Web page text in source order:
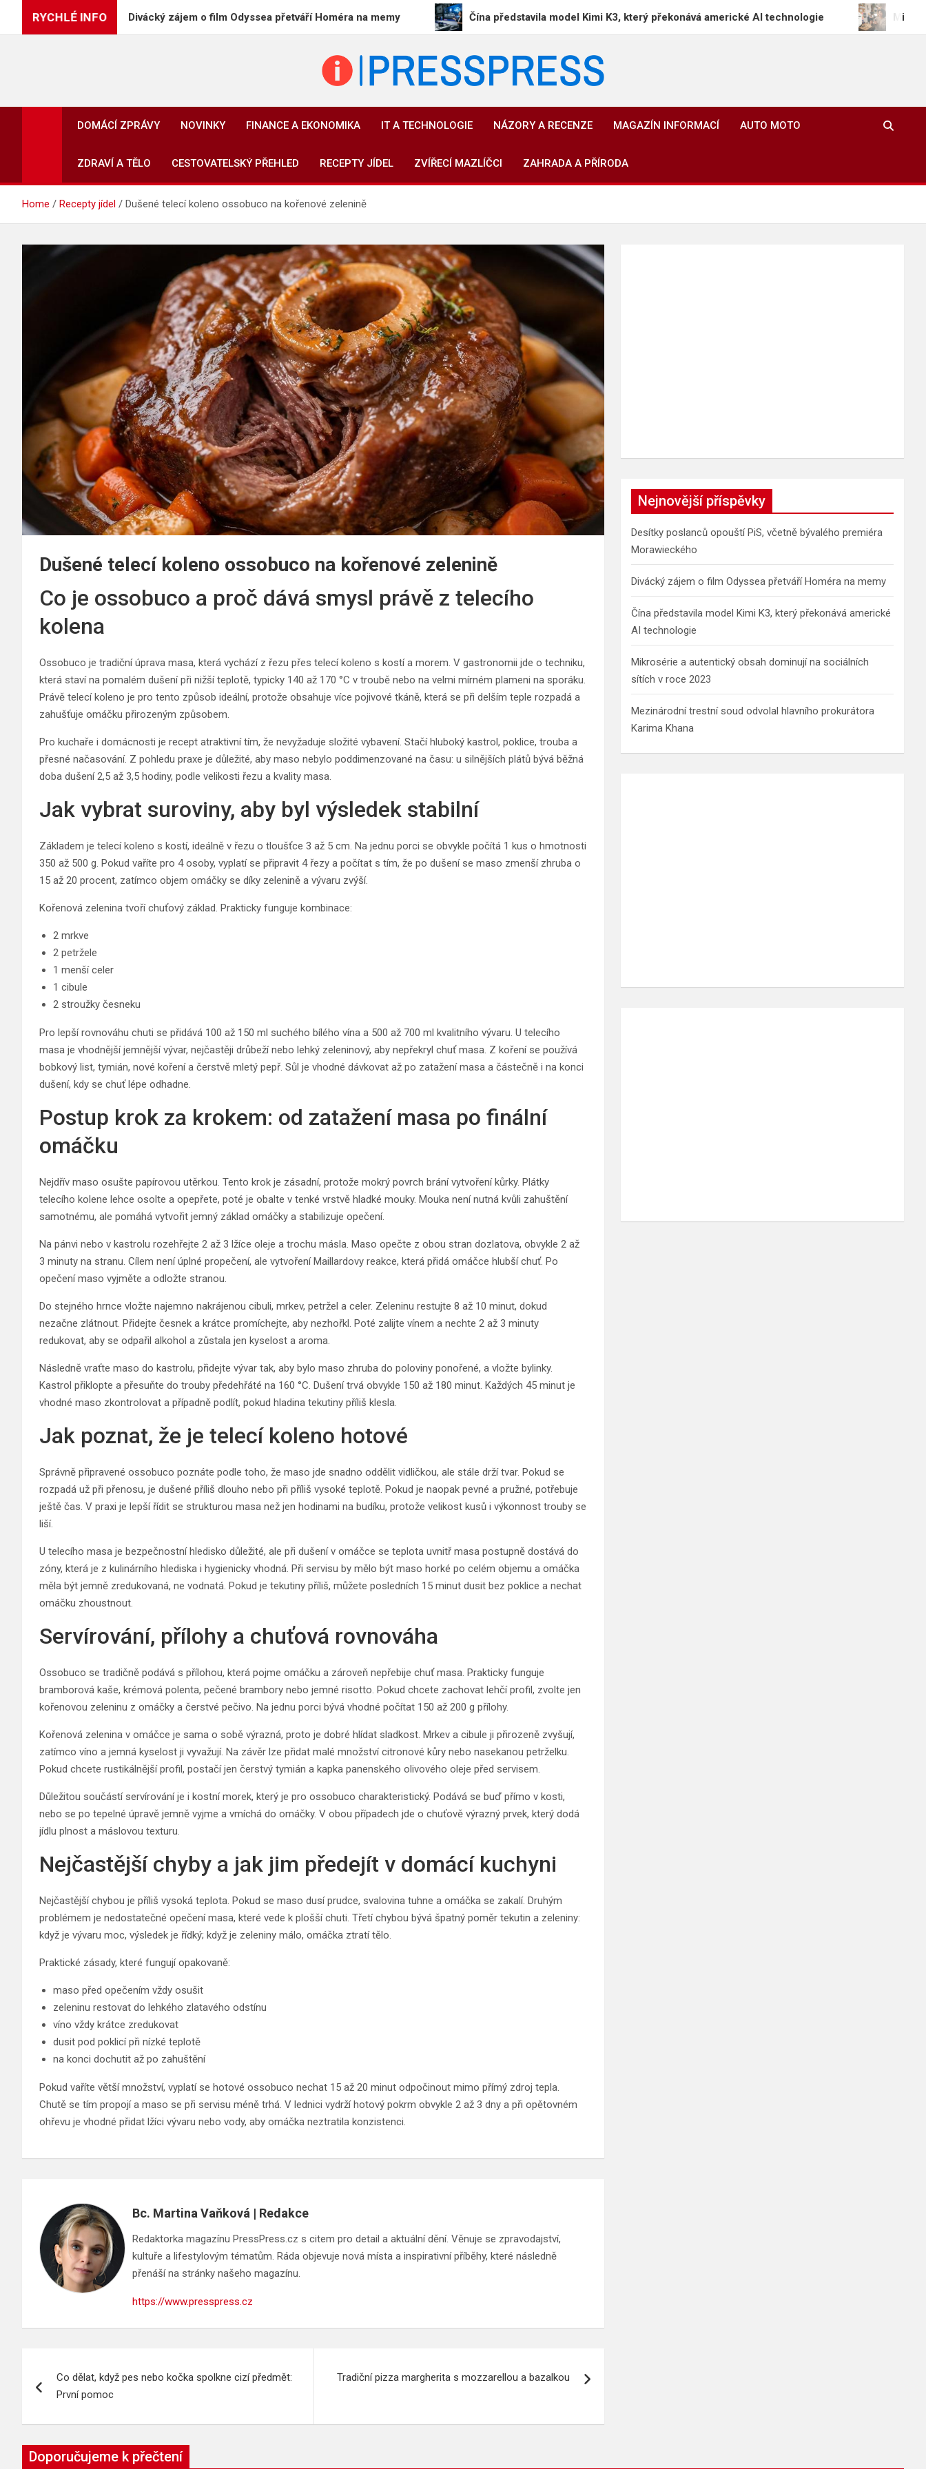
RYCHLÉ INFO
Divácký zájem o film Odyssea přetváří Homéra na memy Čína představila model Kimi K3, který překonává americké AI technologie Mikrosérie a
PressPress.cz
DOMÁCÍ ZPRÁVY NOVINKY FINANCE A EKONOMIKA IT A TECHNOLOGIE NÁZORY A RECENZE MAGAZÍN INFORMACÍ AUTO MOTO
ZDRAVÍ A TĚLO CESTOVATELSKÝ PŘEHLED RECEPTY JÍDEL ZVÍŘECÍ MAZLÍČCI ZAHRADA A PŘÍRODA
Home Recepty jídel Dušené telecí koleno ossobuco na kořenové zelenině
Dušené telecí koleno ossobuco na kořenové zelenině
Co je ossobuco a proč dává smysl právě z telecího
kolena
Ossobuco je tradiční úprava masa, která vychází z řezu přes telecí koleno s kostí a morem. V gastronomii jde o techniku,
která staví na pomalém dušení při nižší teplotě, typicky 140 až 170 °C v troubě nebo na velmi mírném plameni na sporáku.
Právě telecí koleno je pro tento způsob ideální, protože obsahuje více pojivové tkáně, která se při delším teple rozpadá a
zahušťuje omáčku přirozeným způsobem.
Pro kuchaře i domácnosti je recept atraktivní tím, že nevyžaduje složité vybavení. Stačí hluboký kastrol, poklice, trouba a
přesné načasování. Z pohledu praxe je důležité, aby maso nebylo poddimenzované na času: u silnějších plátů bývá běžná
doba dušení 2,5 až 3,5 hodiny, podle velikosti řezu a kvality masa.
Jak vybrat suroviny, aby byl výsledek stabilní
Základem je telecí koleno s kostí, ideálně v řezu o tloušťce 3 až 5 cm. Na jednu porci se obvykle počítá 1 kus o hmotnosti
350 až 500 g. Pokud vaříte pro 4 osoby, vyplatí se připravit 4 řezy a počítat s tím, že po dušení se maso zmenší zhruba o
15 až 20 procent, zatímco objem omáčky se díky zelenině a vývaru zvýší.
Kořenová zelenina tvoří chuťový základ. Prakticky funguje kombinace:
2 mrkve
2 petržele
1 menší celer
1 cibule
2 stroužky česneku
Pro lepší rovnováhu chuti se přidává 100 až 150 ml suchého bílého vína a 500 až 700 ml kvalitního vývaru. U telecího
masa je vhodnější jemnější vývar, nejčastěji drůbeží nebo lehký zeleninový, aby nepřekryl chuť masa. Z koření se používá
bobkový list, tymián, nové koření a čerstvě mletý pepř. Sůl je vhodné dávkovat až po zatažení masa a částečně i na konci
dušení, kdy se chuť lépe odhadne.
Postup krok za krokem: od zatažení masa po finální
omáčku
Nejdřív maso osušte papírovou utěrkou. Tento krok je zásadní, protože mokrý povrch brání vytvoření kůrky. Plátky
telecího kolene lehce osolte a opepřete, poté je obalte v tenké vrstvě hladké mouky. Mouka není nutná kvůli zahuštění
samotnému, ale pomáhá vytvořit jemný základ omáčky a stabilizuje opečení.
Na pánvi nebo v kastrolu rozehřejte 2 až 3 lžíce oleje a trochu másla. Maso opečte z obou stran dozlatova, obvykle 2 až
3 minuty na stranu. Cílem není úplné propečení, ale vytvoření Maillardovy reakce, která přidá omáčce hlubší chuť. Po
opečení maso vyjměte a odložte stranou.
Do stejného hrnce vložte najemno nakrájenou cibuli, mrkev, petržel a celer. Zeleninu restujte 8 až 10 minut, dokud
nezačne zlátnout. Přidejte česnek a krátce promíchejte, aby nezhořkl. Poté zalijte vínem a nechte 2 až 3 minuty
redukovat, aby se odpařil alkohol a zůstala jen kyselost a aroma.
Následně vraťte maso do kastrolu, přidejte vývar tak, aby bylo maso zhruba do poloviny ponořené, a vložte bylinky.
Kastrol přiklopte a přesuňte do trouby předehřáté na 160 °C. Dušení trvá obvykle 150 až 180 minut. Každých 45 minut je
vhodné maso zkontrolovat a případně podlít, pokud hladina tekutiny příliš klesla.
Jak poznat, že je telecí koleno hotové
Správně připravené ossobuco poznáte podle toho, že maso jde snadno oddělit vidličkou, ale stále drží tvar. Pokud se
rozpadá už při přenosu, je dušené příliš dlouho nebo při příliš vysoké teplotě. Pokud je naopak pevné a pružné, potřebuje
ještě čas. V praxi je lepší řídit se strukturou masa než jen hodinami na budíku, protože velikost kusů i výkonnost trouby se
liší.
U telecího masa je bezpečnostní hledisko důležité, ale při dušení v omáčce se teplota uvnitř masa postupně dostává do
zóny, která je z kulinárního hlediska i hygienicky vhodná. Při servisu by mělo být maso horké po celém objemu a omáčka
měla být jemně zredukovaná, ne vodnatá. Pokud je tekutiny příliš, můžete posledních 15 minut dusit bez poklice a nechat
omáčku zhoustnout.
Servírování, přílohy a chuťová rovnováha
Ossobuco se tradičně podává s přílohou, která pojme omáčku a zároveň nepřebije chuť masa. Prakticky funguje
bramborová kaše, krémová polenta, pečené brambory nebo jemné risotto. Pokud chcete zachovat lehčí profil, zvolte jen
kořenovou zeleninu z omáčky a čerstvé pečivo. Na jednu porci bývá vhodné počítat 150 až 200 g přílohy.
Kořenová zelenina v omáčce je sama o sobě výrazná, proto je dobré hlídat sladkost. Mrkev a cibule ji přirozeně zvyšují,
zatímco víno a jemná kyselost ji vyvažují. Na závěr lze přidat malé množství citronové kůry nebo nasekanou petrželku.
Pokud chcete rustikálnější profil, postačí jen čerstvý tymián a kapka panenského olivového oleje před servisem.
Důležitou součástí servírování je i kostní morek, který je pro ossobuco charakteristický. Podává se buď přímo v kosti,
nebo se po tepelné úpravě jemně vyjme a vmíchá do omáčky. V obou případech jde o chuťově výrazný prvek, který dodá
jídlu plnost a máslovou texturu.
Nejčastější chyby a jak jim předejít v domácí kuchyni
Nejčastější chybou je příliš vysoká teplota. Pokud se maso dusí prudce, svalovina tuhne a omáčka se zakalí. Druhým
problémem je nedostatečné opečení masa, které vede k plošší chuti. Třetí chybou bývá špatný poměr tekutin a zeleniny:
když je vývaru moc, výsledek je řídký; když je zeleniny málo, omáčka ztratí tělo.
Praktické zásady, které fungují opakovaně:
maso před opečením vždy osušit
zeleninu restovat do lehkého zlatavého odstínu
víno vždy krátce zredukovat
dusit pod poklicí při nízké teplotě
na konci dochutit až po zahuštění
Pokud vaříte větší množství, vyplatí se hotové ossobuco nechat 15 až 20 minut odpočinout mimo přímý zdroj tepla.
Chutě se tím propojí a maso se při servisu méně trhá. V lednici vydrží hotový pokrm obvykle 2 až 3 dny a při opětovném
ohřevu je vhodné přidat lžíci vývaru nebo vody, aby omáčka neztratila konzistenci.
Bc. Martina Vaňková | Redakce
Redaktorka magazínu PressPress.cz s citem pro detail a aktuální dění. Věnuje se zpravodajství,
kultuře a lifestylovým tématům. Ráda objevuje nová místa a inspirativní příběhy, které následně
přenáší na stránky našeho magazínu.
https://www.presspress.cz
pro
příspěvek
Co dělat, když pes nebo kočka spolkne cizí předmět:
První pomoc
Tradiční pizza margherita s mozzarellou a bazalkou
Nejnovější příspěvky
Desítky poslanců opouští PiS, včetně bývalého premiéra
Morawieckého
Divácký zájem o film Odyssea přetváří Homéra na memy
Čína představila model Kimi K3, který překonává americké
AI technologie
Mikrosérie a autentický obsah dominují na sociálních
sítích v roce 2023
Mezinárodní trestní soud odvolal hlavního prokurátora
Karima Khana
Doporučujeme k přečtení